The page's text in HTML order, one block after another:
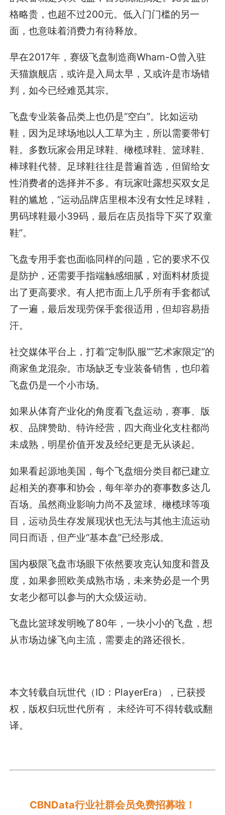
格略贵，也超不过200元。低入门门槛的另一
面，也意味着消费力有待释放。
早在2017年，赛级飞盘制造商Wham-O曾入驻
天猫旗舰店，或许是入局太早，又或许是市场错
判，如今已经难觅其宗。
飞盘专业装备品类上也仍是“空白”。比如运动
鞋，因为足球场地以人工草为主，所以需要带钉
鞋。多数玩家会用足球鞋、橄榄球鞋、篮球鞋、
棒球鞋代替。足球鞋往往是普遍首选，但留给女
性消费者的选择并不多。有玩家吐露想买双女足
鞋的尴尬，“运动品牌店里根本没有女性足球鞋，
男码球鞋最小39码，最后在店员指导下买了双童
鞋”。
飞盘专用手套也面临同样的问题，它的要求不仅
是防护，还需要手指端触感细腻，对面料材质提
出了更高要求。有人把市面上几乎所有手套都试
了一遍，最后发现劳保手套很适用，但却容易捂
汗。
社交媒体平台上，打着“定制队服”“艺术家限定”的
商家鱼龙混杂。市场缺乏专业装备销售，也印着
飞盘仍是一个小市场。
如果从体育产业化的角度看飞盘运动，赛事、版
权、品牌赞助、特许经营，四大商业化支柱都尚
未成熟，明星价值开发及经纪更是无从谈起。
如果看起源地美国，每个飞盘细分类目都已建立
起相关的赛事和协会，每年举办的赛事数多达几
百场。虽然商业影响力尚不及篮球、橄榄球等项
目，运动员生存发展现状也无法与其他主流运动
同日而语，但产业“基本盘”已经形成。
国内极限飞盘市场眼下依然要攻克认知度和普及
度，如果参照欧美成熟市场，未来势必是一个男
女老少都可以参与的大众级运动。
飞盘比篮球发明晚了80年，一块小小的飞盘，想
从市场边缘飞向主流，需要走的路还很长。
本文转载自玩世代（ID：PlayerEra），已获授
权，版权归玩世代所有， 未经许可不得转载或翻
译。
CBNData行业社群会员免费招募啦！